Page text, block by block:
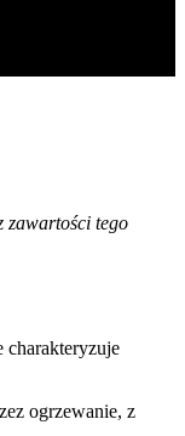
zawartości tego
charakteryzuje
ogrzewanie, z